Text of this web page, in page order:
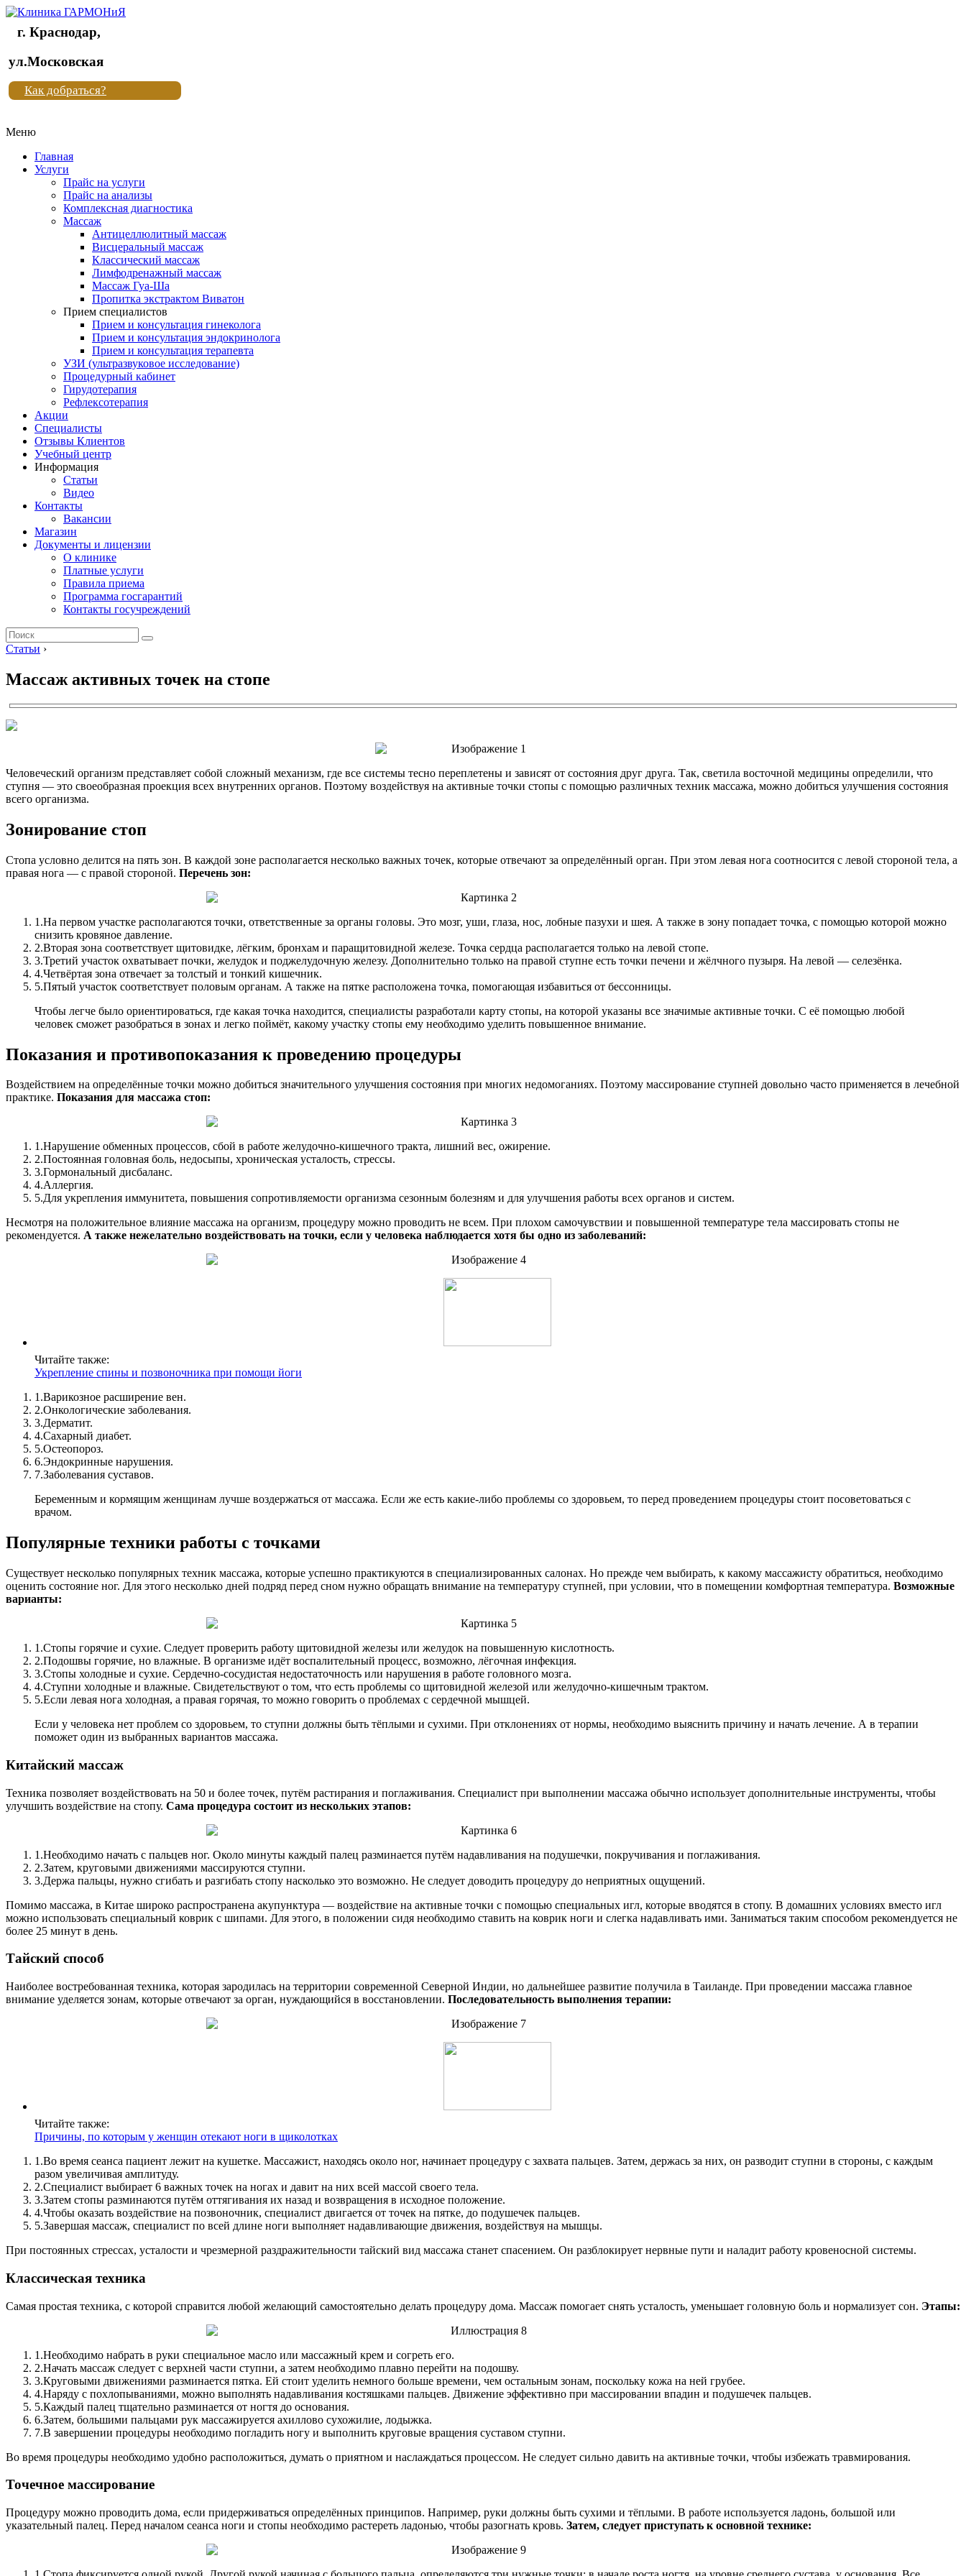
Клиника
"Новая
жизнь"
Клиника
жизнь"
г. Краснодар,
ул.Московская
Как добраться?
Меню
Главная
Услуги
Прайс на услуги
Прайс на анализы
Комплексная диагностика
Массаж
Антицеллюлитный массаж
Висцеральный массаж
Классический массаж
Лимфодренажный массаж
Массаж Гуа-Ша
Пропитка экстрактом Виватон
Прием специалистов
Прием и консультация гинеколога
Прием и консультация эндокринолога
Прием и консультация терапевта
УЗИ (ультразвуковое исследование)
Процедурный кабинет
Гирудотерапия
Рефлексотерапия
Акции
Специалисты
Отзывы Клиентов
Учебный центр
Информация
Статьи
Видео
Контакты
Вакансии
Магазин
Документы и лицензии
О клинике
Платные услуги
Правила приема
Программа госгарантий
Контакты госучреждений
Статьи ›
Массаж активных точек на стопе
Человеческий организм представляет собой сложный механизм, где все системы тесно переплетены и зависят от состояния друг друга. Так, светила восточной медицины определили, что
ступня — это своеобразная проекция всех внутренних органов. Поэтому воздействуя на активные точки стопы с помощью различных техник массажа, можно добиться улучшения состояния
всего организма.
Зонирование стоп
Стопа условно делится на пять зон. В каждой зоне располагается несколько важных точек, которые отвечают за определённый орган. При этом левая нога соотносится с левой стороной тела, а
правая нога — с правой стороной. Перечень зон:
1.На первом участке располагаются точки, ответственные за органы головы. Это мозг, уши, глаза, нос, лобные пазухи и шея. А также в зону попадает точка, с помощью которой можно
снизить кровяное давление.
2.Вторая зона соответствует щитовидке, лёгким, бронхам и паращитовидной железе. Точка сердца располагается только на левой стопе.
3.Третий участок охватывает почки, желудок и поджелудочную железу. Дополнительно только на правой ступне есть точки печени и жёлчного пузыря. На левой — селезёнка.
4.Четвёртая зона отвечает за толстый и тонкий кишечник.
5.Пятый участок соответствует половым органам. А также на пятке расположена точка, помогающая избавиться от бессонницы.
Чтобы легче было ориентироваться, где какая точка находится, специалисты разработали карту стопы, на которой указаны все значимые активные точки. С её помощью любой
человек сможет разобраться в зонах и легко поймёт, какому участку стопы ему необходимо уделить повышенное внимание.
Показания и противопоказания к проведению процедуры
Воздействием на определённые точки можно добиться значительного улучшения состояния при многих недомоганиях. Поэтому массирование ступней довольно часто применяется в лечебной
практике. Показания для массажа стоп:
1.Нарушение обменных процессов, сбой в работе желудочно-кишечного тракта, лишний вес, ожирение.
2.Постоянная головная боль, недосыпы, хроническая усталость, стрессы.
3.Гормональный дисбаланс.
4.Аллергия.
5.Для укрепления иммунитета, повышения сопротивляемости организма сезонным болезням и для улучшения работы всех органов и систем.
Несмотря на положительное влияние массажа на организм, процедуру можно проводить не всем. При плохом самочувствии и повышенной температуре тела массировать стопы не
рекомендуется. А также нежелательно воздействовать на точки, если у человека наблюдается хотя бы одно из заболеваний:
Читайте также:
Укрепление спины и позвоночника при помощи йоги
1.Варикозное расширение вен.
2.Онкологические заболевания.
3.Дерматит.
4.Сахарный диабет.
5.Остеопороз.
6.Эндокринные нарушения.
7.Заболевания суставов.
Беременным и кормящим женщинам лучше воздержаться от массажа. Если же есть какие-либо проблемы со здоровьем, то перед проведением процедуры стоит посоветоваться с
врачом.
Популярные техники работы с точками
Существует несколько популярных техник массажа, которые успешно практикуются в специализированных салонах. Но прежде чем выбирать, к какому массажисту обратиться, необходимо
оценить состояние ног. Для этого несколько дней подряд перед сном нужно обращать внимание на температуру ступней, при условии, что в помещении комфортная температура. Возможные
варианты:
1.Стопы горячие и сухие. Следует проверить работу щитовидной железы или желудок на повышенную кислотность.
2.Подошвы горячие, но влажные. В организме идёт воспалительный процесс, возможно, лёгочная инфекция.
3.Стопы холодные и сухие. Сердечно-сосудистая недостаточность или нарушения в работе головного мозга.
4.Ступни холодные и влажные. Свидетельствуют о том, что есть проблемы со щитовидной железой или желудочно-кишечным трактом.
5.Если левая нога холодная, а правая горячая, то можно говорить о проблемах с сердечной мышцей.
Если у человека нет проблем со здоровьем, то ступни должны быть тёплыми и сухими. При отклонениях от нормы, необходимо выяснить причину и начать лечение. А в терапии
поможет один из выбранных вариантов массажа.
Китайский массаж
Техника позволяет воздействовать на 50 и более точек, путём растирания и поглаживания. Специалист при выполнении массажа обычно использует дополнительные инструменты, чтобы
улучшить воздействие на стопу. Сама процедура состоит из нескольких этапов:
1.Необходимо начать с пальцев ног. Около минуты каждый палец разминается путём надавливания на подушечки, покручивания и поглаживания.
2.Затем, круговыми движениями массируются ступни.
3.Держа пальцы, нужно сгибать и разгибать стопу насколько это возможно. Не следует доводить процедуру до неприятных ощущений.
Помимо массажа, в Китае широко распространена акупунктура — воздействие на активные точки с помощью специальных игл, которые вводятся в стопу. В домашних условиях вместо игл
можно использовать специальный коврик с шипами. Для этого, в положении сидя необходимо ставить на коврик ноги и слегка надавливать ими. Заниматься таким способом рекомендуется не
более 25 минут в день.
Тайский способ
Наиболее востребованная техника, которая зародилась на территории современной Северной Индии, но дальнейшее развитие получила в Таиланде. При проведении массажа главное
внимание уделяется зонам, которые отвечают за орган, нуждающийся в восстановлении. Последовательность выполнения терапии:
Читайте также:
Причины, по которым у женщин отекают ноги в щиколотках
1.Во время сеанса пациент лежит на кушетке. Массажист, находясь около ног, начинает процедуру с захвата пальцев. Затем, держась за них, он разводит ступни в стороны, с каждым
разом увеличивая амплитуду.
2.Специалист выбирает 6 важных точек на ногах и давит на них всей массой своего тела.
3.Затем стопы разминаются путём оттягивания их назад и возвращения в исходное положение.
4.Чтобы оказать воздействие на позвоночник, специалист двигается от точек на пятке, до подушечек пальцев.
5.Завершая массаж, специалист по всей длине ноги выполняет надавливающие движения, воздействуя на мышцы.
При постоянных стрессах, усталости и чрезмерной раздражительности тайский вид массажа станет спасением. Он разблокирует нервные пути и наладит работу кровеносной системы.
Классическая техника
Самая простая техника, с которой справится любой желающий самостоятельно делать процедуру дома. Массаж помогает снять усталость, уменьшает головную боль и нормализует сон. Этапы:
1.Необходимо набрать в руки специальное масло или массажный крем и согреть его.
2.Начать массаж следует с верхней части ступни, а затем необходимо плавно перейти на подошву.
3.Круговыми движениями разминается пятка. Ей стоит уделить немного больше времени, чем остальным зонам, поскольку кожа на ней грубее.
4.Наряду с похлопываниями, можно выполнять надавливания костяшками пальцев. Движение эффективно при массировании впадин и подушечек пальцев.
5.Каждый палец тщательно разминается от ногтя до основания.
6.Затем, большими пальцами рук массажируется ахиллово сухожилие, лодыжка.
7.В завершении процедуры необходимо погладить ногу и выполнить круговые вращения суставом ступни.
Во время процедуры необходимо удобно расположиться, думать о приятном и наслаждаться процессом. Не следует сильно давить на активные точки, чтобы избежать травмирования.
Точечное массирование
Процедуру можно проводить дома, если придерживаться определённых принципов. Например, руки должны быть сухими и тёплыми. В работе используется ладонь, большой или
указательный палец. Перед началом сеанса ноги и стопы необходимо растереть ладонью, чтобы разогнать кровь. Затем, следует приступать к основной технике: